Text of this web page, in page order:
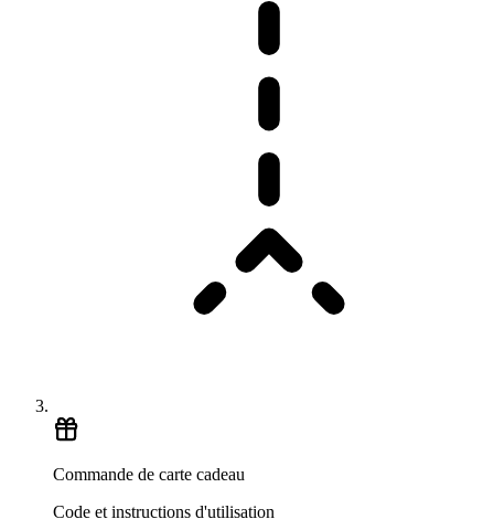
Commande de carte cadeau
Code et instructions d'utilisation